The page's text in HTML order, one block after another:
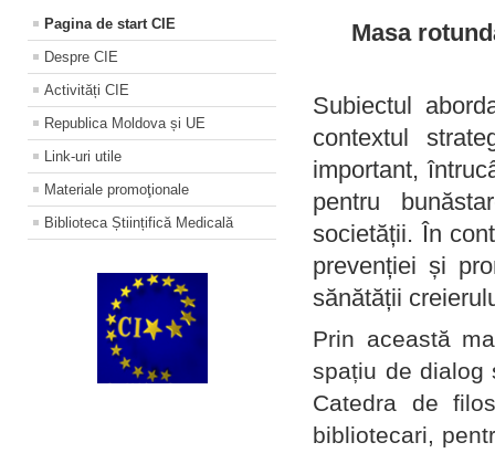
Pagina de start CIE
Despre CIE
Activități CIE
Republica Moldova și UE
Link-uri utile
Materiale promoţionale
Biblioteca Științifică Medicală
Masa
Subiectul
contextul
important,
pentru
societății. În
prevenției și
sănătății
Prin această
spațiu de dialog
Catedra de
bibliotecari,